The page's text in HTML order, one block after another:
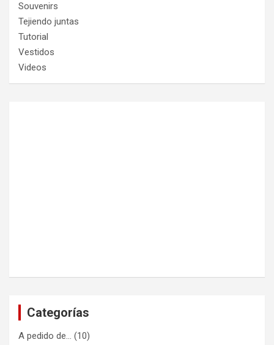
Souvenirs
Tejiendo juntas
Tutorial
Vestidos
Videos
Categorías
A pedido de… (10)